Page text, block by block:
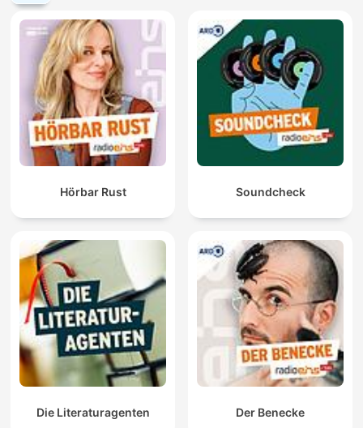
Hörbar Rust Soundcheck
Die Literaturagenten Der Benecke